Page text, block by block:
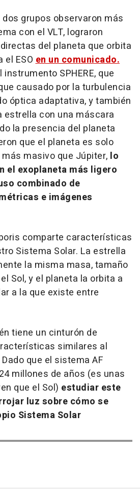
grupos observaron más
con el VLT, lograron
del planeta que orbita
el ESOen un comunicado.
SPHERE, que
causado por la turbulencia
óptica adaptativa, y también
estrella con una máscara
la presencia del planeta
que el planeta es solo
masivo que Júpiter, lo
el exoplaneta más ligero
combinado de
e imágenes
comparte características
Sistema Solar. La estrella
la misma masa, tamaño
Sol, y el planeta la orbita a
a la que existe entre
tiene un cinturón de
similares al
que el sistema AF
millones de años (es unas
que el Sol) estudiar este
luz sobre cómo se
Sistema Solar